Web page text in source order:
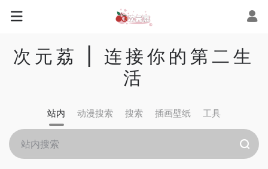
次元荔 | 连接你的第二生
活
站内 动漫搜索 搜索 插画壁纸 工具